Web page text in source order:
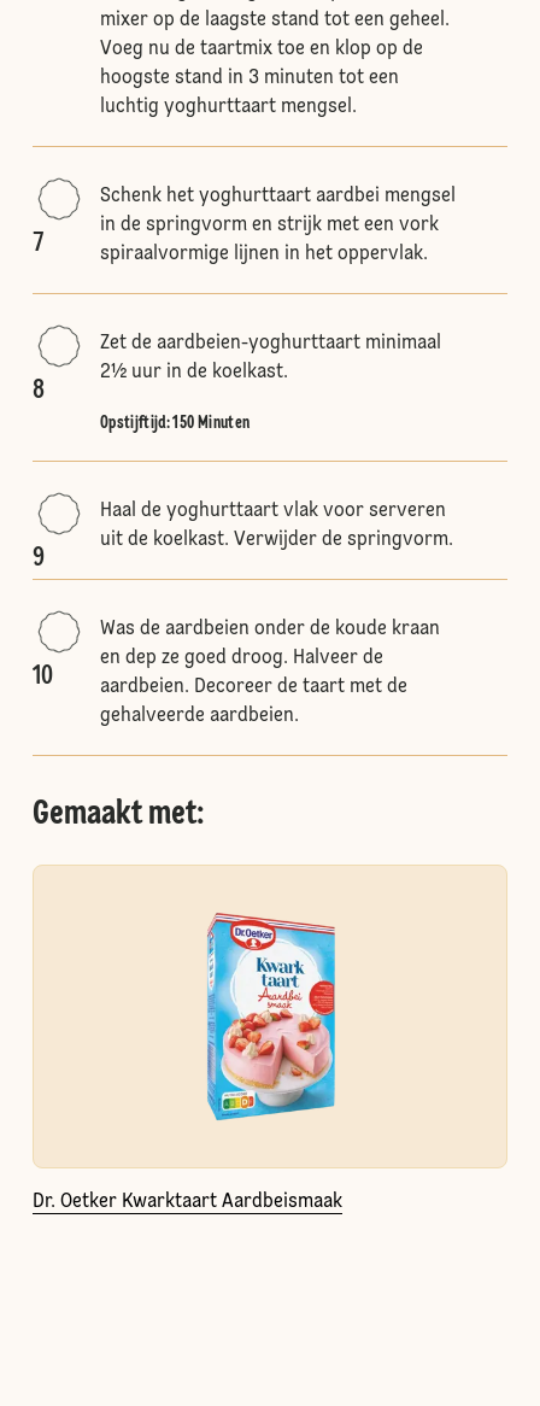
mixer op de laagste stand tot een geheel.
Voeg nu de taartmix toe en klop op de
hoogste stand in 3 minuten tot een
luchtig yoghurttaart mengsel.
7
Schenk het yoghurttaart aardbei mengsel
in de springvorm en strijk met een vork
spiraalvormige lijnen in het oppervlak.
8
Zet de aardbeien-yoghurttaart minimaal
2½ uur in de koelkast.
Opstijftijd: 150 Minuten
9
Haal de yoghurttaart vlak voor serveren
uit de koelkast. Verwijder de springvorm.
10
Was de aardbeien onder de koude kraan
en dep ze goed droog. Halveer de
aardbeien. Decoreer de taart met de
gehalveerde aardbeien.
Gemaakt met:
Dr. Oetker Kwarktaart Aardbeismaak